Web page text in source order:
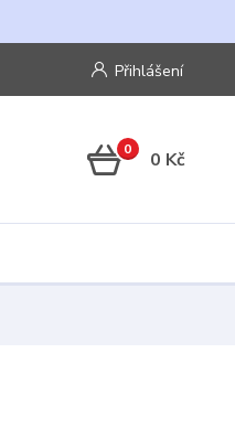
Přihlášení
0 0 Kč